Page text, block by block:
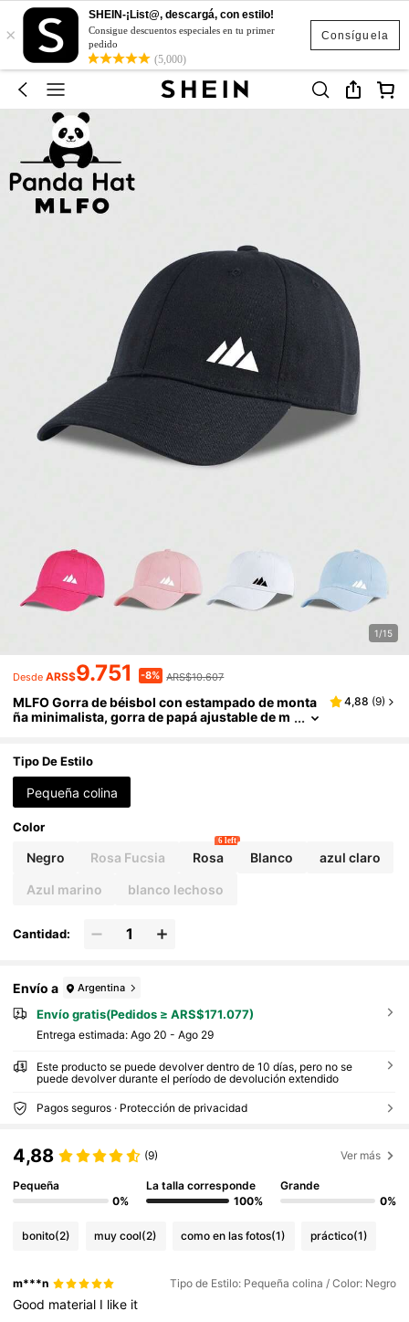
Consíguela
×
SHEIN-¡List@, descargá, con estilo!
Consigue descuentos especiales en tu primer
pedido
(5,000)
1/15
Desde ARS$9.751 -8% ARS$10.607
MLFO Gorra de béisbol con estampado de monta
ña minimalista, gorra de papá ajustable de m
gos y familiares
4,88 (9)
Tipo De Estilo
Pequeña colina
Color
Negro Rosa Fucsia Rosa
6 left
Blanco azul claro
Azul marino blanco lechoso
Cantidad:
Envío a Argentina
Envío gratis(Pedidos ≥ ARS$171.077)
Entrega estimada: Ago 20 - Ago 29
Este producto se puede devolver dentro de 10 días, pero no se
puede devolver durante el período de devolución extendido
Pagos seguros · Protección de privacidad
4,88 (9) Ver más
Pequeña
0%
La talla corresponde
100%
Grande
0%
bonito(2) muy cool(2) como en las fotos(1) práctico(1)
m***n Tipo de Estilo: Pequeña colina / Color: Negro
Good material I like it